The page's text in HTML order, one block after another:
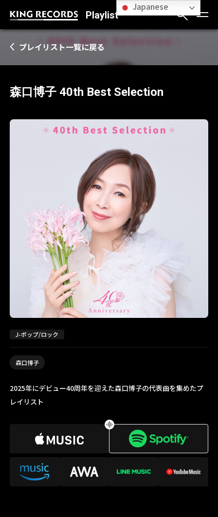
Playlist
プレイリスト一覧に戻る
森口博子 40th Best Selection
J-ポップ/ロック
森口博子
2025年にデビュー40周年を迎えた森口博子の代表曲を集めたプ
レイリスト
Japanese